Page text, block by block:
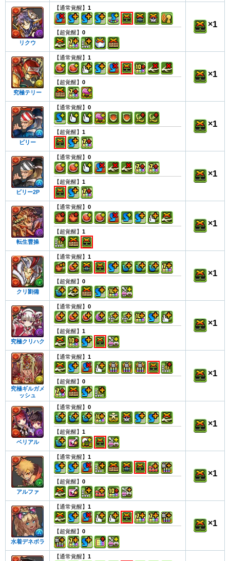
リクウ
【通常覚醒】 1
【超覚醒】 0
×1
究極テリー
【通常覚醒】 1
【超覚醒】 0
×1
ビリー
【通常覚醒】 0
【超覚醒】 1
×1
ビリー2P
【通常覚醒】 0
【超覚醒】 1
×1
転生曹操
【通常覚醒】 0
【超覚醒】 1
×1
クリ劉備
【通常覚醒】 1
【超覚醒】 0
×1
究極クリハク
【通常覚醒】 0
【超覚醒】 1
×1
究極ギルガメ
ッシュ
【通常覚醒】 1
【超覚醒】 0
×1
ベリアル
【通常覚醒】 0
【超覚醒】 1
×1
アルファ
【通常覚醒】 1
【超覚醒】 0
×1
水着デネボラ
【通常覚醒】 1
【超覚醒】 0
×1
【通常覚醒】 1